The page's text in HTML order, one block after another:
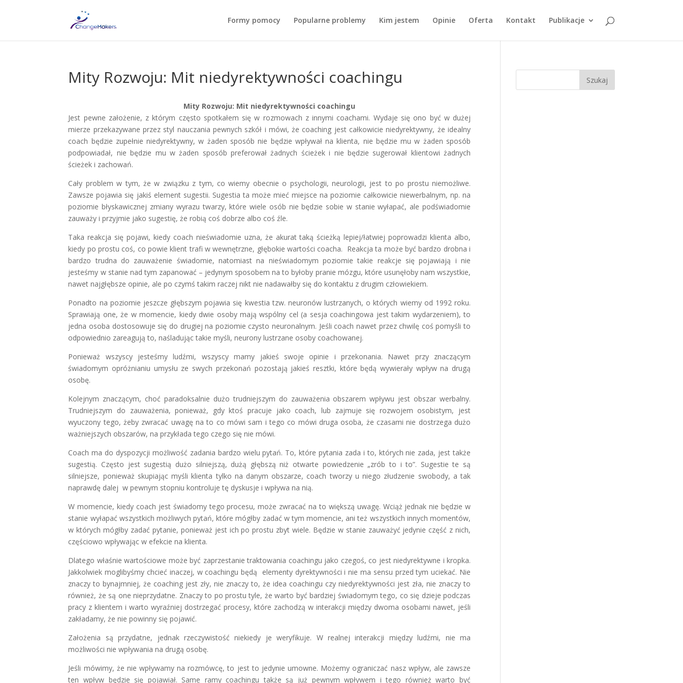
Formy pomocy Popularne problemy Kim jestem Opinie Oferta Kontakt Publikacje
Mity Rozwoju: Mit niedyrektywności coachingu
Mity Rozwoju: Mit niedyrektywności coachingu
Jest pewne założenie, z którym często spotkałem się w rozmowach z innymi coachami. Wydaje się ono być w dużej
mierze przekazywane przez styl nauczania pewnych szkół i mówi, że coaching jest całkowicie niedyrektywny, że idealny
coach będzie zupełnie niedyrektywny, w żaden sposób nie będzie wpływał na klienta, nie będzie mu w żaden sposób
podpowiadał, nie będzie mu w żaden sposób preferował żadnych ścieżek i nie będzie sugerował klientowi żadnych
ścieżek i zachowań.
Cały problem w tym, że w związku z tym, co wiemy obecnie o psychologii, neurologii, jest to po prostu niemożliwe.
Zawsze pojawia się jakiś element sugestii. Sugestia ta może mieć miejsce na poziomie całkowicie niewerbalnym, np. na
poziomie błyskawicznej zmiany wyrazu twarzy, które wiele osób nie będzie sobie w stanie wyłapać, ale podświadomie
zauważy i przyjmie jako sugestię, że robią coś dobrze albo coś źle.
Taka reakcja się pojawi, kiedy coach nieświadomie uzna, że akurat taką ścieżką lepiej/łatwiej poprowadzi klienta albo,
kiedy po prostu coś, co powie klient trafi w wewnętrzne, głębokie wartości coacha. Reakcja ta może być bardzo drobna i
bardzo trudna do zauważenie świadomie, natomiast na nieświadomym poziomie takie reakcje się pojawiają i nie
jesteśmy w stanie nad tym zapanować – jedynym sposobem na to byłoby pranie mózgu, które usunęłoby nam wszystkie,
nawet najgłębsze opinie, ale po czymś takim raczej nikt nie nadawałby się do kontaktu z drugim człowiekiem.
Ponadto na poziomie jeszcze głębszym pojawia się kwestia tzw. neuronów lustrzanych, o których wiemy od 1992 roku.
Sprawiają one, że w momencie, kiedy dwie osoby mają wspólny cel (a sesja coachingowa jest takim wydarzeniem), to
jedna osoba dostosowuje się do drugiej na poziomie czysto neuronalnym. Jeśli coach nawet przez chwilę coś pomyśli to
odpowiednio zareagują to, naśladując takie myśli, neurony lustrzane osoby coachowanej.
Ponieważ wszyscy jesteśmy ludźmi, wszyscy mamy jakieś swoje opinie i przekonania. Nawet przy znaczącym
świadomym opróżnianiu umysłu ze swych przekonań pozostają jakieś resztki, które będą wywierały wpływ na drugą
osobę.
Kolejnym znaczącym, choć paradoksalnie dużo trudniejszym do zauważenia obszarem wpływu jest obszar werbalny.
Trudniejszym do zauważenia, ponieważ, gdy ktoś pracuje jako coach, lub zajmuje się rozwojem osobistym, jest
wyuczony tego, żeby zwracać uwagę na to co mówi sam i tego co mówi druga osoba, że czasami nie dostrzega dużo
ważniejszych obszarów, na przykłada tego czego się nie mówi.
Coach ma do dyspozycji możliwość zadania bardzo wielu pytań. To, które pytania zada i to, których nie zada, jest także
sugestią. Często jest sugestią dużo silniejszą, dużą głębszą niż otwarte powiedzenie „zrób to i to”. Sugestie te są
silniejsze, ponieważ skupiając myśli klienta tylko na danym obszarze, coach tworzy u niego złudzenie swobody, a tak
naprawdę dalej w pewnym stopniu kontroluje tę dyskusje i wpływa na nią.
W momencie, kiedy coach jest świadomy tego procesu, może zwracać na to większą uwagę. Wciąż jednak nie będzie w
stanie wyłapać wszystkich możliwych pytań, które mógłby zadać w tym momencie, ani też wszystkich innych momentów,
w których mógłby zadać pytanie, ponieważ jest ich po prostu zbyt wiele. Będzie w stanie zauważyć jedynie część z nich,
częściowo wpływając w efekcie na klienta.
Dlatego właśnie wartościowe może być zaprzestanie traktowania coachingu jako czegoś, co jest niedyrektywne i kropka.
Jakkolwiek moglibyśmy chcieć inaczej, w coachingu będą elementy dyrektywności i nie ma sensu przed tym uciekać. Nie
znaczy to bynajmniej, że coaching jest zły, nie znaczy to, że idea coachingu czy niedyrektywności jest zła, nie znaczy to
również, że są one nieprzydatne. Znaczy to po prostu tyle, że warto być bardziej świadomym tego, co się dzieje podczas
pracy z klientem i warto wyraźniej dostrzegać procesy, które zachodzą w interakcji między dwoma osobami nawet, jeśli
zakładamy, że nie powinny się pojawić.
Założenia są przydatne, jednak rzeczywistość niekiedy je weryfikuje. W realnej interakcji między ludźmi, nie ma
możliwości nie wpływania na drugą osobę.
Jeśli mówimy, że nie wpływamy na rozmówcę, to jest to jedynie umowne. Możemy ograniczać nasz wpływ, ale zawsze
ten wpływ będzie się pojawiał. Same ramy coachingu także są już pewnym wpływem i tego również warto być